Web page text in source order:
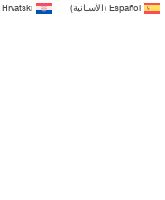
Español
(الأسبانية)
Hrvatski